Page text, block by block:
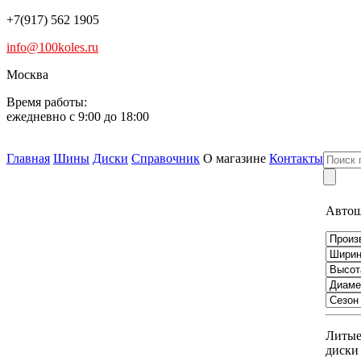
+7(917) 562 1905
info@100koles.ru
Москва
Время работы:
ежедневно с 9:00 до 18:00
Главная Шины Диски Справочник О магазине Контакты
Литые
диски